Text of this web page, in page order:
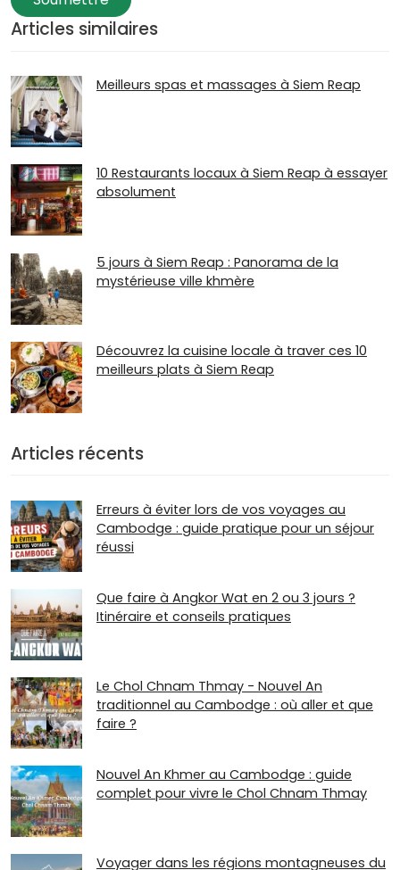
Articles similaires
Meilleurs spas et massages à Siem Reap
10 Restaurants locaux à Siem Reap à essayer
absolument
5 jours à Siem Reap : Panorama de la
mystérieuse ville khmère
Découvrez la cuisine locale à traver ces 10
meilleurs plats à Siem Reap
Articles récents
Erreurs à éviter lors de vos voyages au
Cambodge : guide pratique pour un séjour
réussi
Que faire à Angkor Wat en 2 ou 3 jours ?
Itinéraire et conseils pratiques
Le Chol Chnam Thmay - Nouvel An
traditionnel au Cambodge : où aller et que
faire ?
Nouvel An Khmer au Cambodge : guide
complet pour vivre le Chol Chnam Thmay
Voyager dans les régions montagneuses du